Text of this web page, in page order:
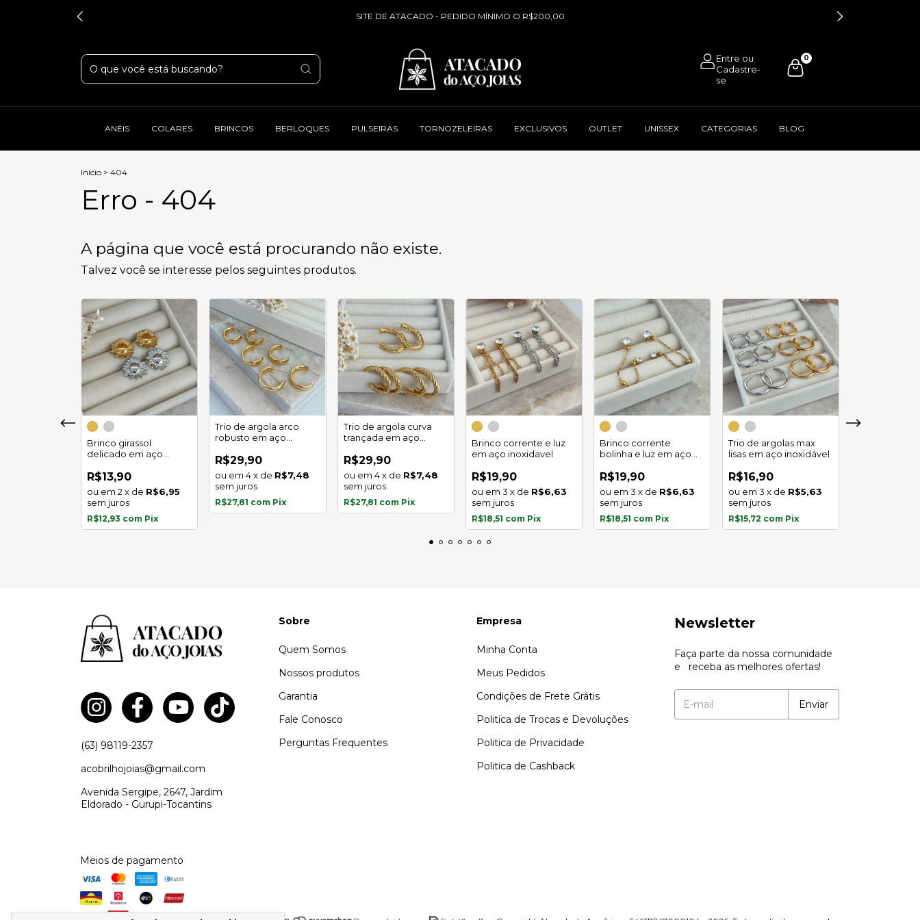
SITE DE ATACADO - PEDIDO MÍNIMO O R$200,00
0
ANÉIS COLARES BRINCOS BERLOQUES PULSEIRAS TORNOZELEIRAS EXCLUSIVOS OUTLET UNISSEX CATEGORIAS BLOG
Início > 404
Erro - 404
A página que você está procurando não existe.
Talvez você se interesse pelos seguintes produtos.
Brinco girassol
delicado em aço
R$13,90
2 x de R$6,95
sem juros
R$12,93 com Pix
Trio de argola arco
robusto em aço
R$29,90
4 x de R$7,48
sem juros
R$27,81 com Pix
Trio de argola curva
trançada em aço
R$29,90
4 x de R$7,48
sem juros
R$27,81 com Pix
Brinco corrente e luz
em aço inoxidavel
R$19,90
3 x de R$6,63
sem juros
R$18,51 com Pix
Brinco corrente
bolinha e luz em aço
R$19,90
3 x de R$6,63
sem juros
R$18,51 com Pix
Trio de argolas max
lisas em aço inoxidável
R$16,90
3 x de R$5,63
sem juros
R$15,72 com Pix
Trio de argola
(63) 98119-2357
acobrilhojoias@gmail.com
Avenida Sergipe, 2647, Jardim
Eldorado - Gurupi-Tocantins
Sobre
Quem Somos
Nossos produtos
Garantia
Fale Conosco
Perguntas Frequentes
Empresa
Minha Conta
Meus Pedidos
Condições de Frete Grátis
Politica de Trocas e Devoluções
Politica de Privacidade
Politica de Cashback
Newsletter
Faça parte da nossa comunidade
e receba as melhores ofertas!
Meios de pagamento